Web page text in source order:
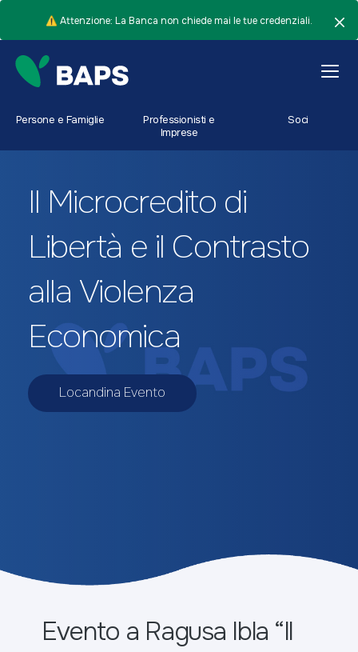
⚠️ Attenzione: La Banca non chiede mai le tue credenziali.
Persone e Famiglie
Professionisti e
Imprese
Soci
Il Microcredito di
Libertà e il Contrasto
alla Violenza
Economica
Locandina Evento
Evento a Ragusa Ibla “Il